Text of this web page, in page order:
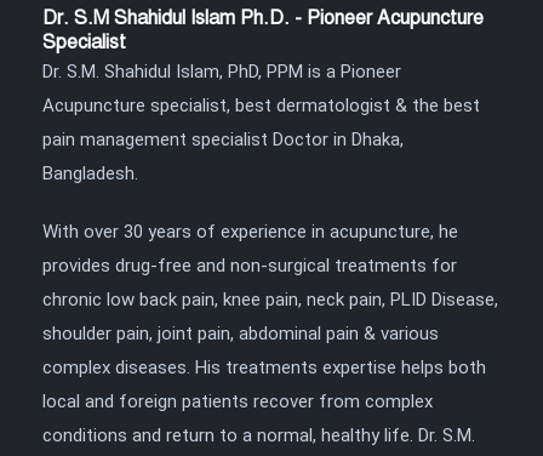
Dr. S.M Shahidul Islam Ph.D. - Pioneer Acupuncture
Specialist
Dr. S.M. Shahidul Islam, PhD, PPM is a Pioneer
Acupuncture specialist, best dermatologist & the best
pain management specialist Doctor in Dhaka,
Bangladesh.
With over 30 years of experience in acupuncture, he
provides drug-free and non-surgical treatments for
chronic low back pain, knee pain, neck pain, PLID Disease,
shoulder pain, joint pain, abdominal pain & various
complex diseases. His treatments expertise helps both
local and foreign patients recover from complex
conditions and return to a normal, healthy life. Dr. S.M.